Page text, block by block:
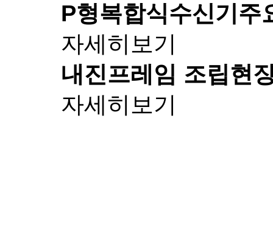
P형복합식수신기 주
자세히보기
내진프레임 조립현
자세히보기